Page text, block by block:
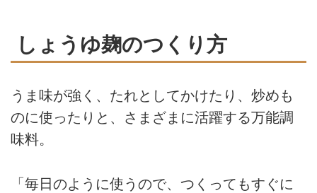
しょうゆ麹のつくり方
うま味が強く、たれとしてかけたり、炒めも
のに使ったりと、さまざまに活躍する万能調
味料。
「毎日のように使うので、つくってもすぐに